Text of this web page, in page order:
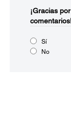
¡Gracias
Sí
No